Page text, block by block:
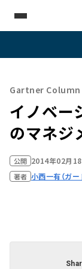
Gartner Column
イノベー
のマネ
公開 2014年02月
著者 小西一有（ガ